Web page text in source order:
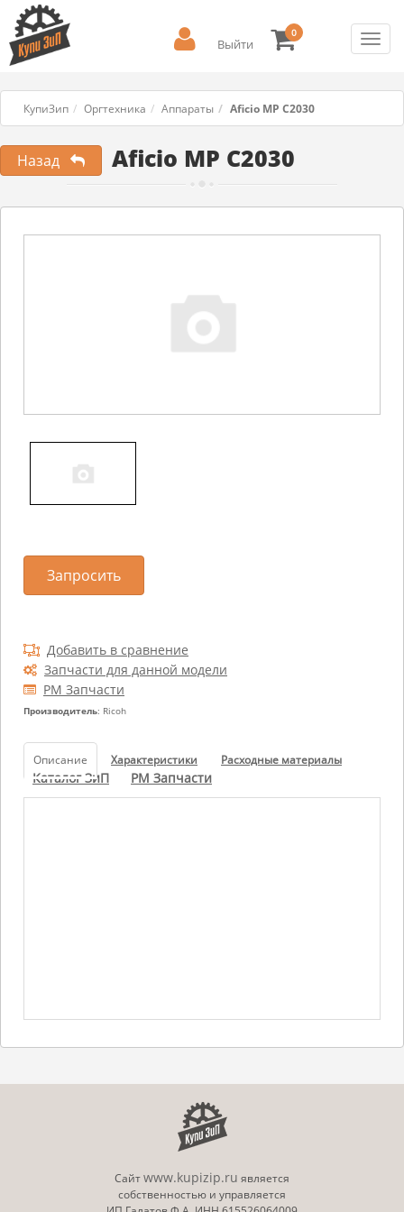
Выйти
0
КупиЗип Оргтехника Аппараты Aficio MP C2030
Aficio MP C2030
Назад
Добавить в сравнение
Запчасти для данной модели
РМ Запчасти
Производитель: Ricoh
Запросить
Описание Характеристики Расходные материалы
Каталог ЗиП РМ Запчасти
Сайтwww.kupizip.ru является
собственностью и управляется